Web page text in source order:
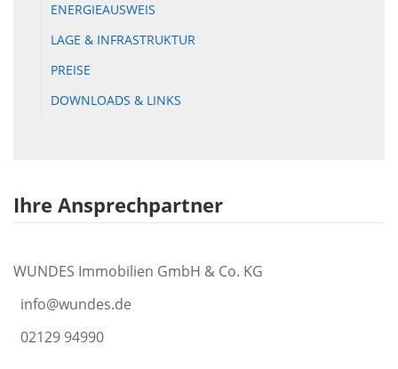
ENERGIEAUSWEIS
LAGE & INFRASTRUKTUR
PREISE
DOWNLOADS & LINKS
Ihre Ansprechpartner
WUNDES Immobilien GmbH & Co. KG
info@wundes.de
02129 94990